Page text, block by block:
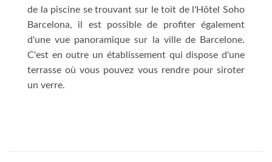
de la piscine se trouvant sur le toit de l'Hôtel Soho
Barcelona, il est possible de profiter également
d'une vue panoramique sur la ville de Barcelone.
C'est en outre un établissement qui dispose d'une
terrasse où vous pouvez vous rendre pour siroter
un verre.